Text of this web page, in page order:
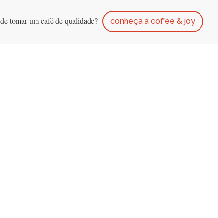
tomar um café de qualidade? conheça a coffee & joy